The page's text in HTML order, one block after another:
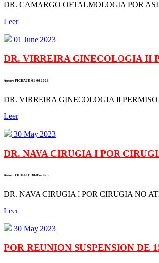
DR. CAMARGO OFTALMOLOGIA POR
Leer
01 June 2023
DR. VIRREIRA GINECOLOGIA II
Autor: FICHAJE 01-06-2023
DR. VIRREIRA GINECOLOGIA II
Leer
30 May 2023
DR. NAVA CIRUGIA I POR
Autor: FICHAJE 30-05-2023
DR. NAVA CIRUGIA I POR CIRUGIA NO
Leer
30 May 2023
POR REUNION SUSPENSION DE